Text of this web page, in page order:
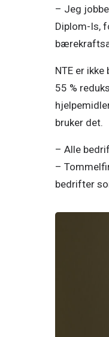
– Jeg
Diplom-Is,
NTE er
55 %
bruker det.
– Alle
–
bedrifter